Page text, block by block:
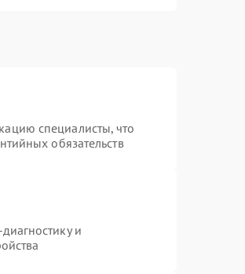
специалисты, что
обязательств
и